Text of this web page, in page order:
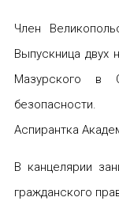
Член
Выпускница двух
Мазурского в
безопасности.
Аспирантка
В канцелярии
гражданского